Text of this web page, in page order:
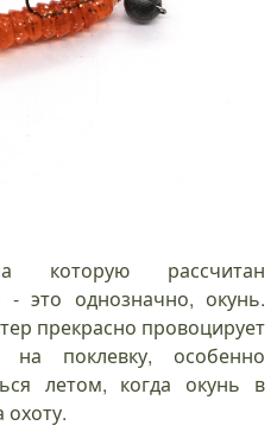
которую рассчитан
- это однозначно, окунь.
прекрасно провоцирует
на поклевку, особенно
летом, когда окунь в
охоту.